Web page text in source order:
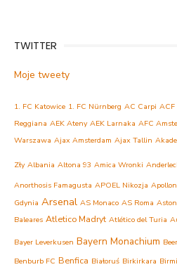
TWITTER
Moje tweety
1. FC Katowice 1. FC Nürnberg AC Carpi ACF
Reggiana AEK Ateny AEK Larnaka AFC
Warszawa Ajax Amsterdam Ajax Tallin
Zły Albania Altona 93 Amica Wronki
Anorthosis Famagusta APOEL Nikozja
Gdynia Arsenal AS Monaco AS Roma
Baleares Atletico Madryt Atlético del Turia
Bayer Leverkusen Bayern Monachium
Benburb FC Benfica Białoruś Birkirkara